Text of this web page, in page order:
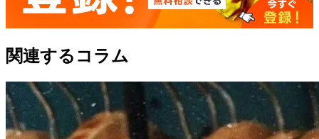
関連するコラム